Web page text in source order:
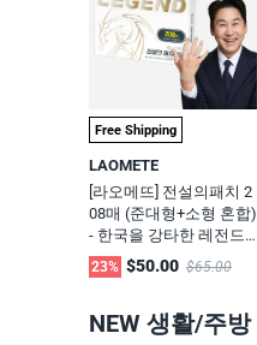
Free Shipping
LAOMETE
[라오메뜨] 전설의패치 2
08매 (준대형+소형 혼합)
- 한국을 강타한 레전드
파스, 무릎 어깨 허리 관
절근육 통증 케어 쿨 한
23% $50.00 $65.00
NEW 생활/주방